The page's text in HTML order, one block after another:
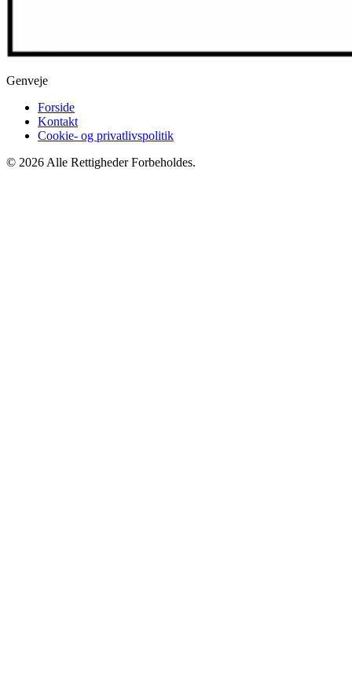
Genveje
Forside
Kontakt
Cookie- og privatlivspolitik
© 2026 Alle Rettigheder Forbeholdes.